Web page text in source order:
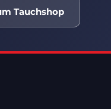
Tauchshop